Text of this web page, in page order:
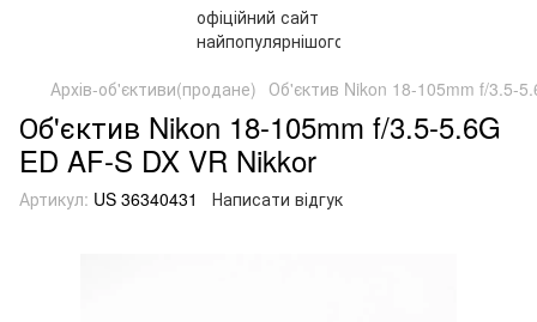
Архів-об'єктиви(продане) Об'єктив Nikon 18-105mm f/3.5-
Об'єктив Nikon 18-105mm f/3.5-5.6G
ED AF-S DX VR Nikkor
Артикул: US 36340431 Написати відгук